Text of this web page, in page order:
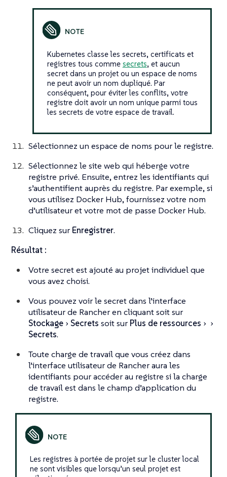
Kubernetes classe les secrets, certificats et
registres tous comme secrets, et aucun
secret dans un projet ou un espace de noms
ne peut avoir un nom dupliqué. Par
conséquent, pour éviter les conflits, votre
registre doit avoir un nom unique parmi tous
les secrets de votre espace de travail.
Sélectionnez un espace de noms pour le registre.
Sélectionnez le site web qui héberge votre
registre privé. Ensuite, entrez les identifiants qui
s’authentifient auprès du registre. Par exemple, si
vous utilisez Docker Hub, fournissez votre nom
d’utilisateur et votre mot de passe Docker Hub.
Cliquez sur Enregistrer.
Résultat :
Votre secret est ajouté au projet individuel que
vous avez choisi.
Vous pouvez voir le secret dans l’interface
utilisateur de Rancher en cliquant soit sur
Stockage
Secrets soit sur Plus de ressources
Secrets.
Toute charge de travail que vous créez dans
l’interface utilisateur de Rancher aura les
identifiants pour accéder au registre si la charge
de travail est dans le champ d’application du
registre.
Les registres à portée de projet sur le cluster local
ne sont visibles que lorsqu’un seul projet est